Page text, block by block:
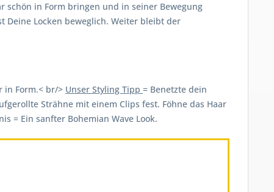
schön in Form bringen und in seiner Bewegung
Deine Locken beweglich. Weiter bleibt der
in Form.< br/> Unser Styling Tipp = Benetzte dein
Strähne mit einem Clips fest. Föhne das Haar
= Ein sanfter Bohemian Wave Look.